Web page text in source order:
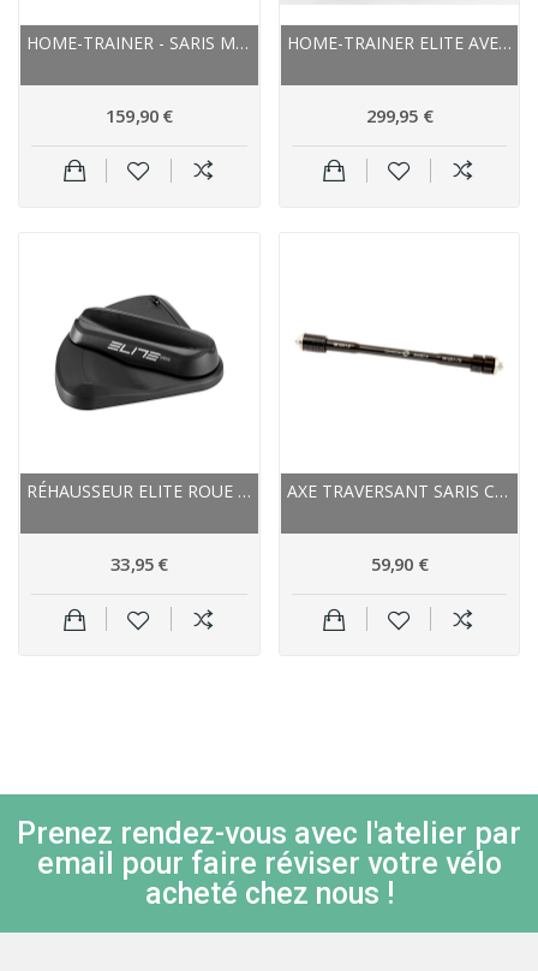
HOME-TRAINER - SARIS MAG - AVEC ROUE ARRIÈRE
159,90 €
HOME-TRAINER ELITE AVEC ROUE ARRIÈRE NOVO SMART...
299,95 €
RÉHAUSSEUR ELITE ROUE AVANT STERZO PIVOTANT
33,95 €
AXE TRAVERSANT SARIS CONVERTISSEUR 12X142MM...
59,90 €
Prenez rendez-vous avec l'atelier par
email pour faire réviser votre vélo
acheté chez nous !